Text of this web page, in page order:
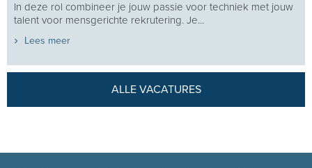
In deze rol combineer je jouw passie voor techniek met jouw
talent voor mensgerichte rekrutering. Je...
Lees meer
ALLE VACATURES